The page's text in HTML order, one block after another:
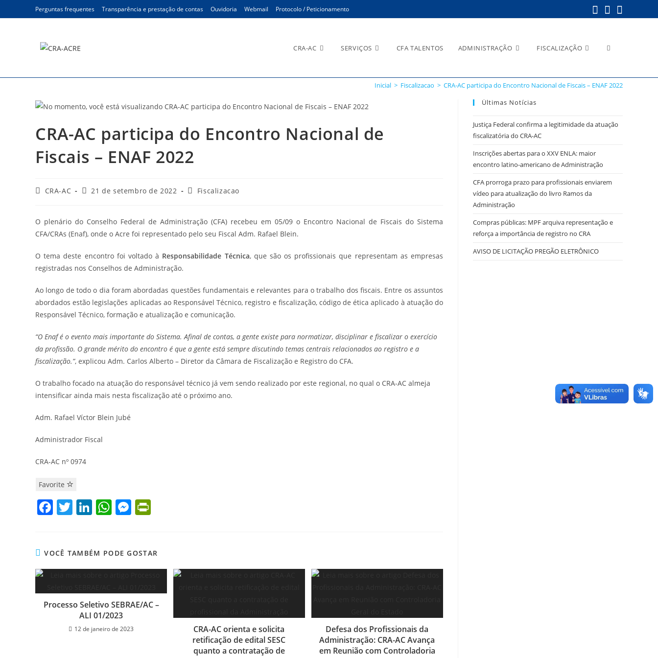
para
Perguntas frequentes Transparência e prestação de contas Ouvidoria Webmail Protocolo / Peticionamento
CRA-AC SERVIÇOS CFA TALENTOS ADMINISTRAÇÃO FISCALIZAÇÃO Alternar
Inicial > Fiscalizacao > CRA-AC participa do Encontro Nacional de Fiscais – ENAF 2022
CRA-AC participa do Encontro Nacional de
Fiscais – ENAF 2022
AutorCRA-AC
Post21 de setembro de 2022
Categoria
Fiscalizacao
O plenário do Conselho Federal de Administração (CFA) recebeu em 05/09 o Encontro Nacional de Fiscais do Sistema
CFA/CRAs (Enaf), onde o Acre foi representado pelo seu Fiscal Adm. Rafael Blein.
O tema deste encontro foi voltado à Responsabilidade Técnica, que são os profissionais que representam as empresas
registradas nos Conselhos de Administração.
Ao longo de todo o dia foram abordadas questões fundamentais e relevantes para o trabalho dos fiscais. Entre os assuntos
abordados estão legislações aplicadas ao Responsável Técnico, registro e fiscalização, código de ética aplicado à atuação do
Responsável Técnico, formação e atualização e comunicação.
“O Enaf é o evento mais importante do Sistema. Afinal de contas, a gente existe para normatizar, disciplinar e fiscalizar o exercício
da profissão. O grande mérito do encontro é que a gente está sempre discutindo temas centrais relacionados ao registro e a
fiscalização.”, explicou Adm. Carlos Alberto – Diretor da Câmara de Fiscalização e Registro do CFA.
O trabalho focado na atuação do responsável técnico já vem sendo realizado por este regional, no qual o CRA-AC almeja
intensificar ainda mais nesta fiscalização até o próximo ano.
Adm. Rafael Víctor Blein Jubé
Administrador Fiscal
CRA-AC nº 0974
Favorite
F
e
b
o
T
er
Li
e
dI
W
s
A
p
M
e
n
er
ri
e
dl
VOCÊ TAMBÉM PODE GOSTAR
Processo Seletivo SEBRAE/AC –
ALI 01/2023
12 de janeiro de 2023
CRA-AC orienta e solicita
retificação de edital SESC
quanto a contratação de
Defesa dos Profissionais da
Administração: CRA-AC Avança
em Reunião com Controladoria
Últimas Notícias
Justiça Federal confirma a legitimidade da atuação
fiscalizatória do CRA-AC
Inscrições abertas para o XXV ENLA: maior
encontro latino-americano de Administração
CFA prorroga prazo para profissionais enviarem
vídeo para atualização do livro Ramos da
Administração
Compras públicas: MPF arquiva representação e
reforça a importância de registro no CRA
AVISO DE LICITAÇÃO PREGÃO ELETRÔNICO